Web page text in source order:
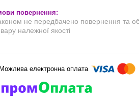
не передбачено повернення та
належної якості